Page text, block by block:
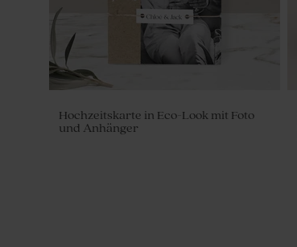
Hochzeitskarte in Eco-Look mit Foto
und Anhänger